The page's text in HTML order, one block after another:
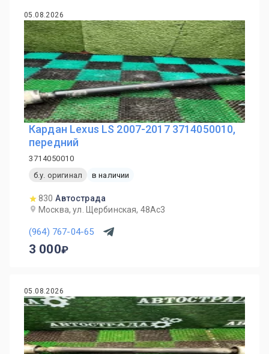
05.08.2026
Кардан Lexus LS 2007-2017 3714050010,
передний
3714050010
б.у. оригинал
в наличии
830 Автострада
Москва, ул. Щербинская, 48Ас3
(964) 767-04-65
3 000
05.08.2026